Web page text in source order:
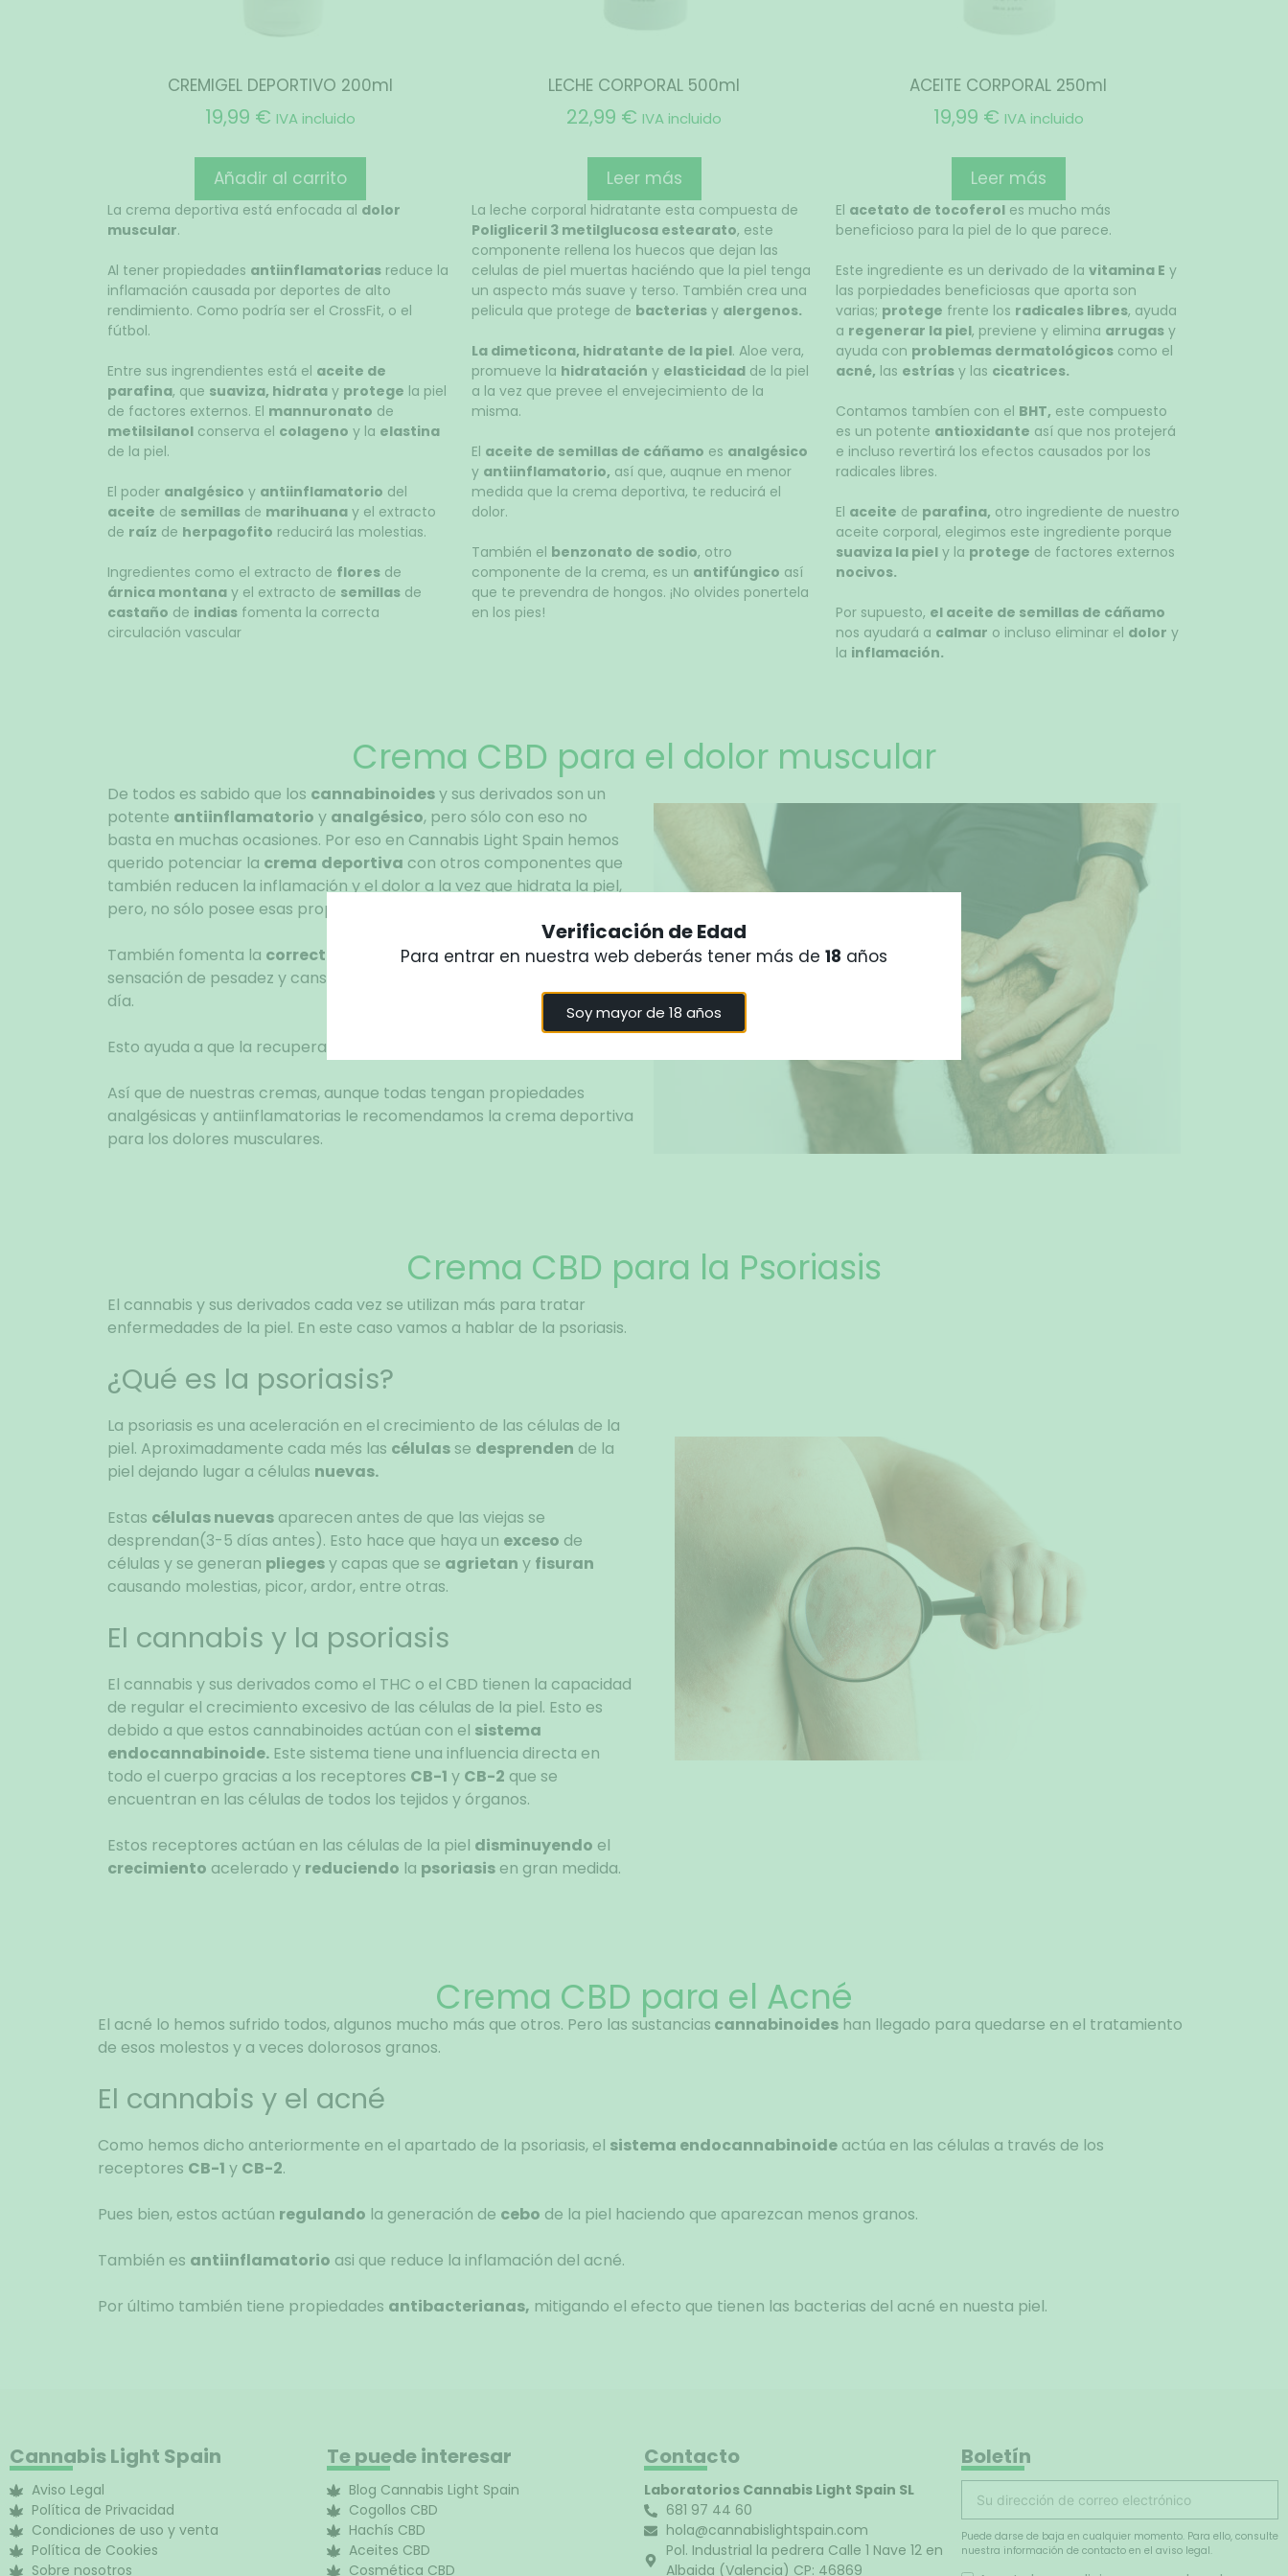
CREMIGEL DEPORTIVO 200ml
19,99 € IVA incluido
Añadir al carrito
La crema deportiva está enfocada al dolor
muscular.
Al tener propiedades antiinflamatorias reduce la
inflamación causada por deportes de alto
rendimiento. Como podría ser el CrossFit, o el
fútbol.
Entre sus ingrendientes está el aceite de
parafina, que suaviza, hidrata y protege la piel
de factores externos. El mannuronato de
metilsilanol conserva el colageno y la elastina
de la piel.
El poder analgésico y antiinflamatorio del
aceite de semillas de marihuana y el extracto
de raíz de herpagofito reducirá las molestias.
Ingredientes como el extracto de flores de
árnica montana y el extracto de semillas de
castaño de indias fomenta la correcta
circulación vascular
LECHE CORPORAL 500ml
22,99 € IVA incluido
Leer más
La leche corporal hidratante esta compuesta de
Poligliceril 3 metilglucosa estearato, este
componente rellena los huecos que dejan las
celulas de piel muertas haciéndo que la piel tenga
un aspecto más suave y terso. También crea una
pelicula que protege de bacterias y alergenos.
La dimeticona, hidratante de la piel. Aloe vera,
promueve la hidratación y elasticidad de la piel
a la vez que prevee el envejecimiento de la
misma.
El aceite de semillas de cáñamo es analgésico
y antiinflamatorio, así que, auqnue en menor
medida que la crema deportiva, te reducirá el
dolor.
También el benzonato de sodio, otro
componente de la crema, es un antifúngico así
que te prevendra de hongos. ¡No olvides ponertela
en los pies!
ACEITE CORPORAL 250ml
19,99 € IVA incluido
Leer más
El acetato de tocoferol es mucho más
beneficioso para la piel de lo que parece.
Este ingrediente es un derivado de la vitamina E y
las porpiedades beneficiosas que aporta son
varias; protege frente los radicales libres, ayuda
a regenerar la piel, previene y elimina arrugas y
ayuda con problemas dermatológicos como el
acné, las estrías y las cicatrices.
Contamos tambíen con el BHT, este compuesto
es un potente antioxidante así que nos protejerá
e incluso revertirá los efectos causados por los
radicales libres.
El aceite de parafina, otro ingrediente de nuestro
aceite corporal, elegimos este ingrediente porque
suaviza la piel y la protege de factores externos
nocivos.
Por supuesto, el aceite de semillas de cáñamo
nos ayudará a calmar o incluso eliminar el dolor y
la inflamación.
Crema CBD para el dolor muscular
De todos es sabido que los cannabinoidesy sus derivados son un
potente antiinflamatorio y analgésico, pero sólo con eso no
basta en muchas ocasiones. Por eso en Cannabis Light Spain hemos
querido potenciar la crema deportiva con otros componentes que
también reducen la inflamación y el dolor a la vez que hidrata la piel,
pero, no sólo posee esas propiedades.
También fomenta la correcta circulaciónde forma que reduce la
sensación de pesadez y cansancio muscular generado a lo largo del
día.
Esto ayuda a que la recuperación del músculo sea más rápida.
Así que de nuestras cremas, aunque todas tengan propiedades
analgésicas y antiinflamatorias le recomendamos la crema deportiva
para los dolores musculares.
Crema CBD para la Psoriasis
El cannabis y sus derivados cada vez se utilizan más para tratar
enfermedades de la piel. En este caso vamos a hablar de la psoriasis.
¿Qué es la psoriasis?
La psoriasis es una aceleración en el crecimiento de las células de la
piel. Aproximadamente cada més las células se desprenden de la
piel dejando lugar a células nuevas.
Estas células nuevas aparecen antes de que las viejas se
desprendan(3-5 días antes). Esto hace que haya un exceso de
células y se generan pliegesy capas que se agrietan y fisuran
causando molestias, picor, ardor, entre otras.
El cannabis y la psoriasis
El cannabis y sus derivados como el THC o el CBD tienen la capacidad
de regular el crecimiento excesivo de las células de la piel. Esto es
debido a que estos cannabinoides actúan con el sistema
endocannabinoide. Este sistema tiene una influencia directa en
todo el cuerpo gracias a los receptores CB-1 y CB-2 que se
encuentran en las células de todos los tejidos y órganos.
Estos receptores actúan en las células de la piel disminuyendo el
crecimiento acelerado y reduciendo la psoriasis en gran medida.
Crema CBD para el Acné
El acné lo hemos sufrido todos, algunos mucho más que otros. Pero las sustancias cannabinoides han llegado para quedarse en el tratamiento
de esos molestos y a veces dolorosos granos.
El cannabis y el acné
Como hemos dicho anteriormente en el apartado de la psoriasis, el sistema endocannabinoide actúa en las células a través de los
receptores CB-1 y CB-2.
Pues bien, estos actúan regulando la generación de cebo de la piel haciendo que aparezcan menos granos.
También es antiinflamatorio asi que reduce la inflamación del acné.
Por último también tiene propiedades antibacterianas, mitigando el efecto que tienen las bacterias del acné en nuesta piel.
Cannabis Light Spain
Aviso Legal
Política de Privacidad
Condiciones de uso y venta
Política de Cookies
Sobre nosotros
Te puede interesar
Blog Cannabis Light Spain
Cogollos CBD
Hachís CBD
Aceites CBD
Cosmética CBD
Contacto
Laboratorios Cannabis Light Spain SL
681 97 44 60
hola@cannabislightspain.com
Pol. Industrial la pedrera Calle 1 Nave 12 en
Albaida (Valencia) CP: 46869
Boletín
Puede darse de baja en cualquier momento. Para ello, consulte
nuestra información de contacto en el aviso legal.
Verificación de Edad
Para entrar en nuestra web deberás tener más de 18 años
Soy mayor de 18 años